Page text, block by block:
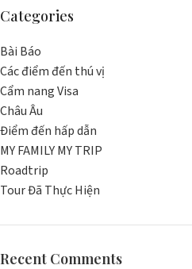
Categories
Bài Báo
Các điểm đến thú vị
Cẩm nang Visa
Châu Âu
Điểm đến hấp dẫn
MY FAMILY MY TRIP
Roadtrip
Tour Đã Thực Hiện
Recent Comments